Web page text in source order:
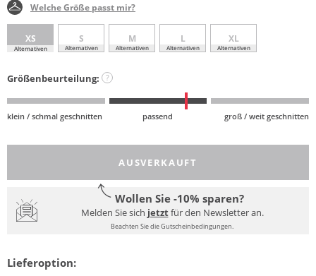
Welche Größe passt mir?
XS
Alternativen
S
Alternativen
M
Alternativen
L
Alternativen
XL
Alternativen
Größenbeurteilung: ?
klein / schmal geschnitten passend groß / weit geschnitten
AUSVERKAUFT
Wollen Sie -10% sparen?
Melden Sie sich jetztfür den Newsletter an.
Beachten Sie die Gutscheinbedingungen.
Lieferoption: